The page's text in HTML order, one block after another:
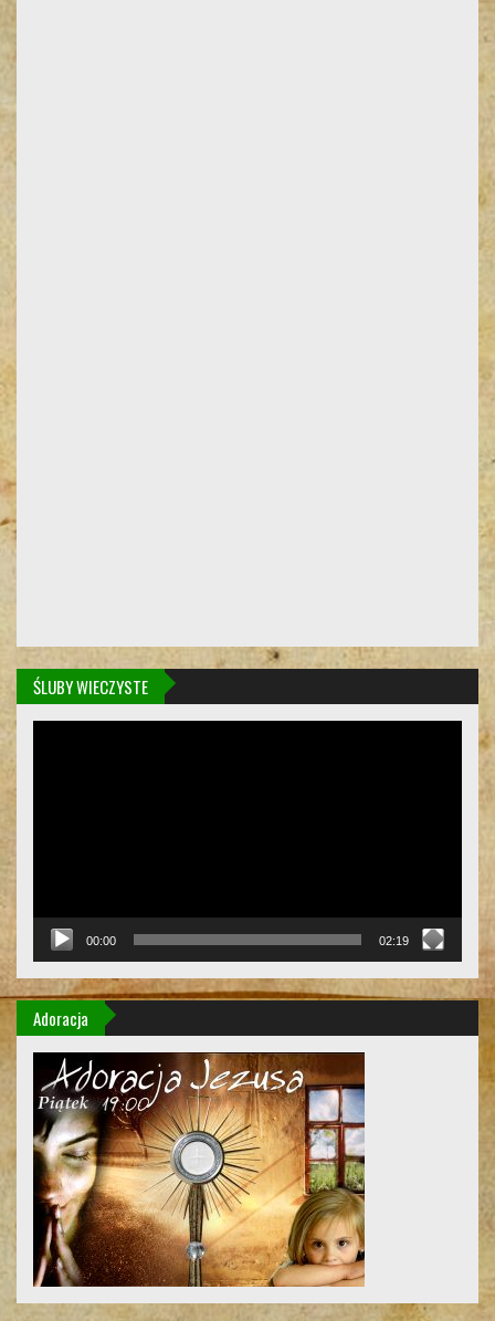
ŚLUBY WIECZYSTE
00:00 02:19
Adoracja